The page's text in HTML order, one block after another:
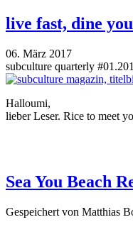
live fast, dine
06. März 2017
subculture quarterly
Halloumi,
lieber Leser. Rice to meet
Sea You Beach
Gespeichert von Matthias